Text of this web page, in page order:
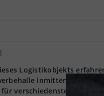
Logistikobjekts
inmitten einer
verschiedenste